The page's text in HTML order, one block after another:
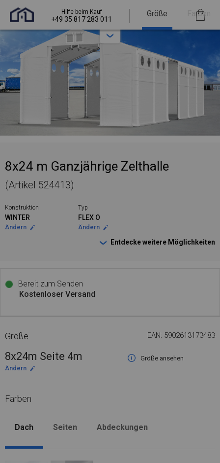
Hilfe beim Kauf
+49 35 817 283 011
Größe Farben
8x24 m Ganzjährige Zelthalle
(Artikel 524413)
Konstruktion
WINTER
Ändern
Typ
FLEX O
Ändern
Entdecke weitere Möglichkeiten
Bereit zum Senden
Kostenloser Versand
Größe EAN: 5902613173483
8x24m Seite 4m
Größe ansehen
Ändern
Farben
Dach Seiten Abdeckungen